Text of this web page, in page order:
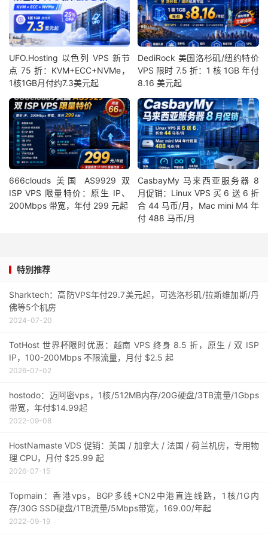
UFO.Hosting 以色列 VPS 新节
点 75 折：KVM+ECC+NVMe，
1核1GB月付约7.3美元起
DediRock 美国洛杉矶/纽约特价
VPS 限时 7.5 折：1 核 1GB 年付
8.16 美元起
666clouds 美国 AS9929 双
ISP VPS 限量特价：原生 IP、
200Mbps 带宽，年付 299 元起
CasbayMy 马来西亚服务器 8
月促销：Linux VPS 买 6 送 6 折
合 44 马币/月，Mac mini M4 年
付 488 马币/月
特别推荐
Sharktech：高防VPS年付29.7美元起，可选洛杉矶/拉斯维加斯/丹
佛等5个机房
2024-07-20
TotHost 世界杯限时优惠：越南 VPS 终身 8.5 折，原生 / 双 ISP
IP，100-200Mbps 不限流量，月付 $2.5 起
2026-07-02
hostodo：迈阿密vps，1核/512MB内存/20G硬盘/3TB流量/1Gbps
带宽，年付$14.99起
2022-09-08
HostNamaste VDS 促销：美国 / 加拿大 / 法国 / 荷兰机房，专用物
理 CPU，月付 $25.99 起
2026-07-15
Topmain：香港vps，BGP多线+CN2中港直连线路，1核/1G内
存/30G SSD硬盘/1TB流量/5Mbps带宽，169.00/年起
2022-09-19